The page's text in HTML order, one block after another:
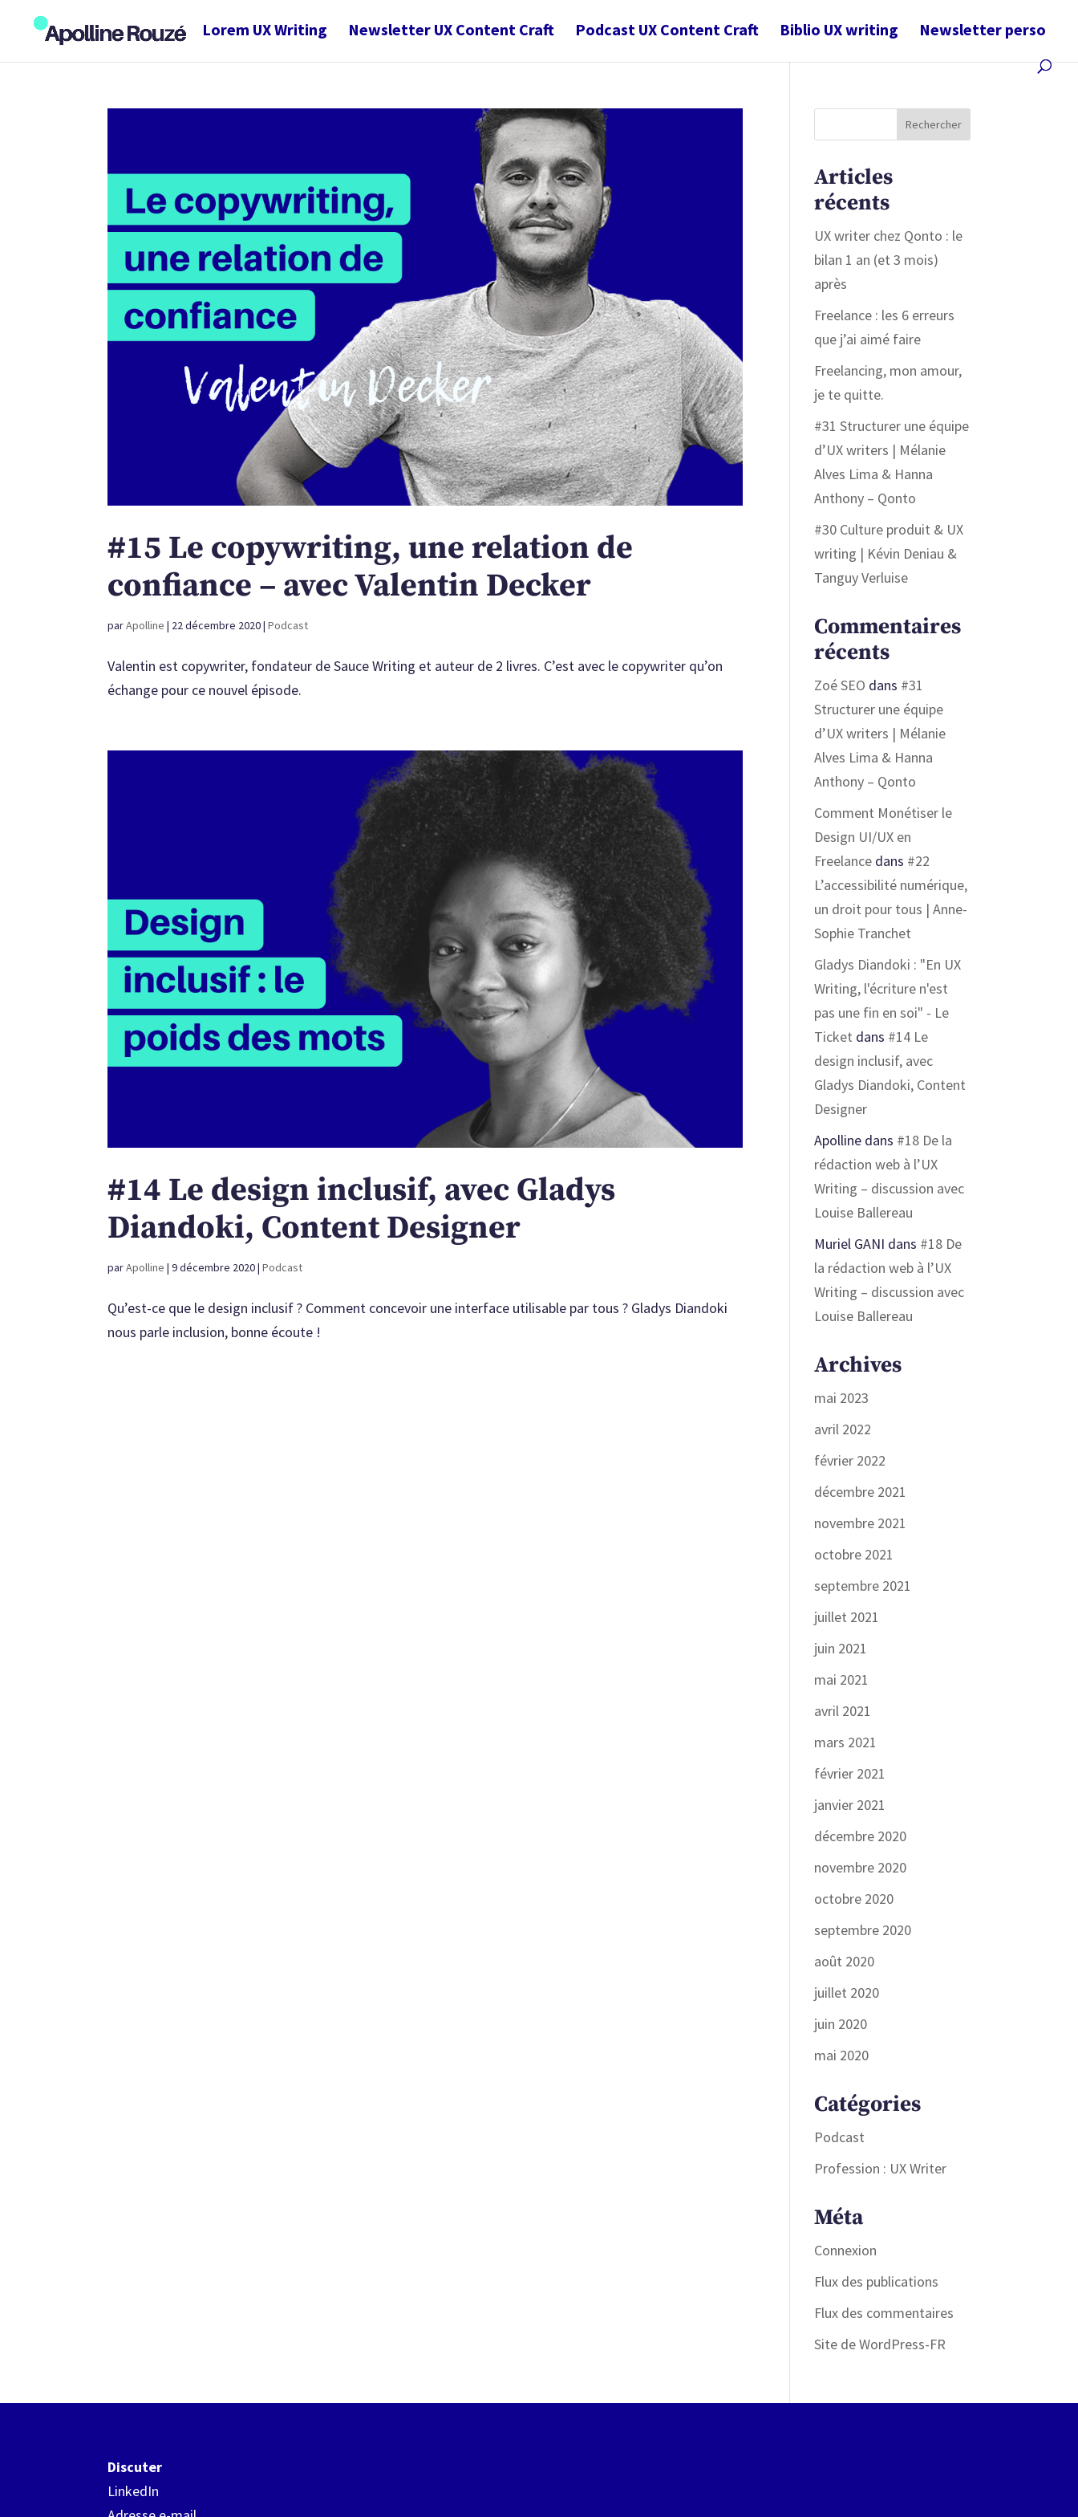
Lorem UX Writing Newsletter UX Content Craft Podcast UX Content Craft Biblio UX writing Newsletter perso
#15 Le copywriting, une relation de
confiance – avec Valentin Decker
parApolline | 22 décembre 2020|Podcast
Valentin est copywriter, fondateur de Sauce Writing et auteur de 2 livres. C’est avec le copywriter qu’on
échange pour ce nouvel épisode.
#14 Le design inclusif, avec Gladys
Diandoki, Content Designer
parApolline |9 décembre 2020|Podcast
Qu’est-ce que le design inclusif ? Comment concevoir une interface utilisable par tous ? Gladys Diandoki
nous parle inclusion, bonne écoute !
Articles
récents
UX writer chez Qonto : le
bilan 1 an (et 3 mois)
après
Freelance : les 6 erreurs
que j’ai aimé faire
Freelancing, mon amour,
je te quitte.
#31 Structurer une équipe
d’UX writers | Mélanie
Alves Lima & Hanna
Anthony – Qonto
#30 Culture produit & UX
writing | Kévin Deniau &
Tanguy Verluise
Commentaires
récents
Zoé SEO dans #31
Structurer une équipe
d’UX writers | Mélanie
Alves Lima & Hanna
Anthony – Qonto
Comment Monétiser le
Design UI/UX en
Freelance dans #22
L’accessibilité numérique,
un droit pour tous | Anne-
Sophie Tranchet
Gladys Diandoki : "En UX
Writing, l'écriture n'est
pas une fin en soi" - Le
Ticket dans #14 Le
design inclusif, avec
Gladys Diandoki, Content
Designer
Apolline dans #18 De la
rédaction web à l’UX
Writing – discussion avec
Louise Ballereau
Muriel GANI dans #18 De
la rédaction web à l’UX
Writing – discussion avec
Louise Ballereau
Archives
mai 2023
avril 2022
février 2022
décembre 2021
novembre 2021
octobre 2021
septembre 2021
juillet 2021
juin 2021
mai 2021
avril 2021
mars 2021
février 2021
janvier 2021
décembre 2020
novembre 2020
octobre 2020
septembre 2020
août 2020
juillet 2020
juin 2020
mai 2020
Catégories
Podcast
Profession : UX Writer
Méta
Connexion
Flux des publications
Flux des commentaires
Site de WordPress-FR
Discuter
LinkedIn